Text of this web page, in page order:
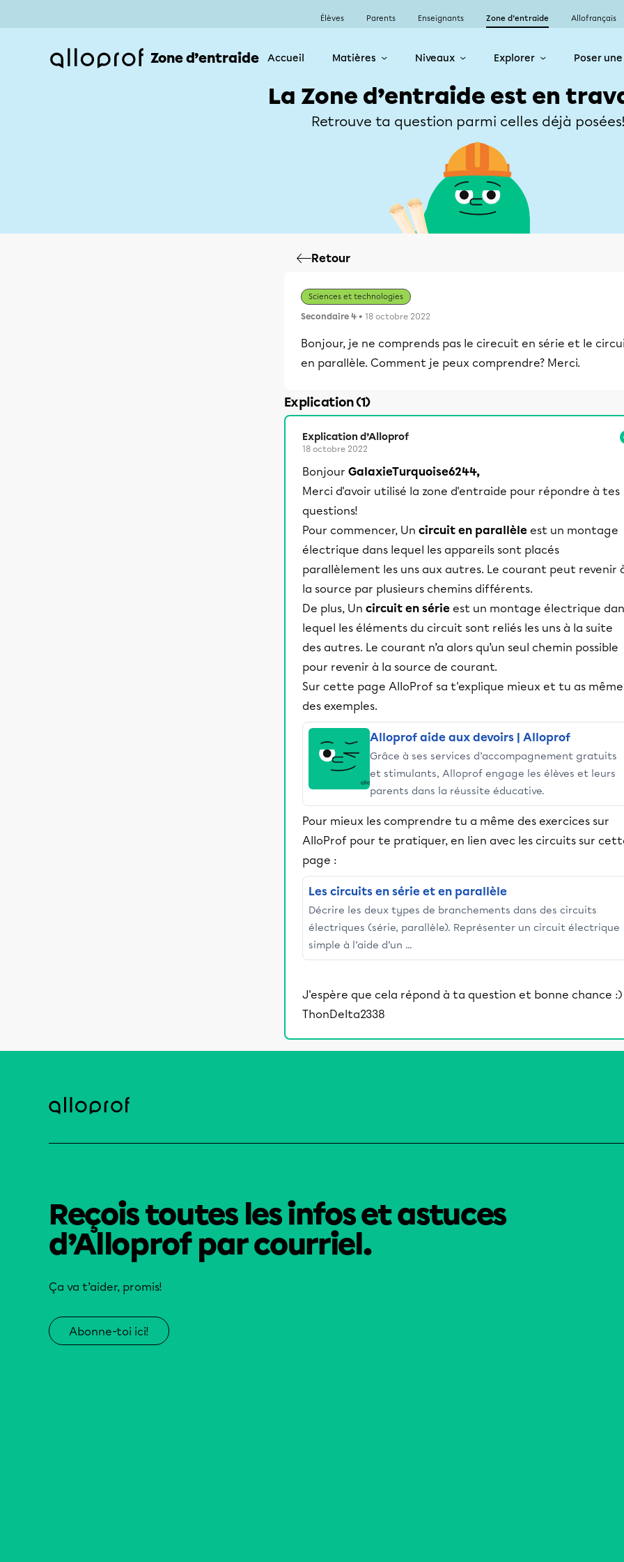
Élèves Parents Enseignants Zone d’entraide Allofrançais
Zone d’entraide Accueil Matières Niveaux Explorer Poser
La Zone d’entraide est en
Retrouve ta question parmi celles déjà
Retour
Sciences et technologies
Secondaire 4 • 18 octobre 2022
Bonjour, je ne comprends pas le cirecuit en série et le
en parallèle. Comment je peux comprendre? Merci.
Explication (1)
Explication d’Alloprof
18 octobre 2022
Bonjour GalaxieTurquoise6244,
Merci d'avoir utilisé la zone d'entraide pour répondre à tes
questions!
Pour commencer, Un circuit en parallèle est un montage
électrique dans lequel les appareils sont placés
parallèlement les uns aux autres. Le courant peut revenir
la source par plusieurs chemins différents.
De plus, Un circuit en série est un montage électrique
lequel les éléments du circuit sont reliés les uns à la suite
des autres. Le courant n’a alors qu’un seul chemin possible
pour revenir à la source de courant.
Sur cette page AlloProf sa t'explique mieux et tu as même
des exemples.
Alloprof aide aux devoirs | Alloprof
Grâce à ses services d’accompagnement gratuits
et stimulants, Alloprof engage les élèves et leurs
parents dans la réussite éducative.
Pour mieux les comprendre tu a même des exercices sur
AlloProf pour te pratiquer, en lien avec les circuits sur
page :
Les circuits en série et en parallèle
Décrire les deux types de branchements dans des circuits
électriques (série, parallèle). Représenter un circuit électrique
simple à l’aide d’un ...
J'espère que cela répond à ta question et bonne chance :)
ThonDelta2338
Reçois toutes les infos et astuces
d’Alloprof par courriel.
Ça va t’aider, promis!
Abonne-toi ici!